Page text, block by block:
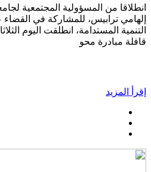
انطلاقا من المسؤولية المجتمعية
إلهامي ترابيس، للمشاركة في القضاء
قافلة مبادرة محو
إقرأ المزيد